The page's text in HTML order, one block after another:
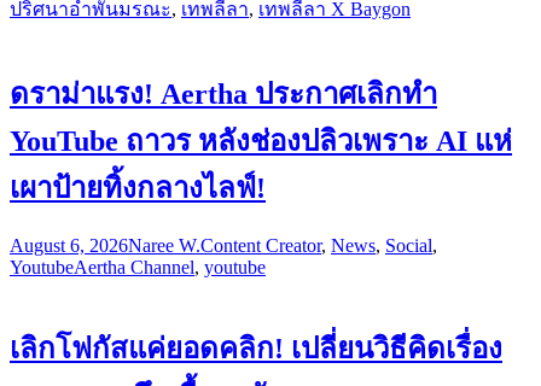
ปริศนาอำพันมรณะ, เทพลีลา, เทพลีลา X Baygon
ดราม่าแรง! Aertha ประกาศเลิกทำ
YouTube ถาวร หลังช่องปลิวเพราะ AI แห่
เผาป้ายทิ้งกลางไลฟ์!
August 6, 2026Naree W.Content Creator, News, Social,
YoutubeAertha Channel, youtube
เลิกโฟกัสแค่ยอดคลิก! เปลี่ยนวิธีคิดเรื่อง